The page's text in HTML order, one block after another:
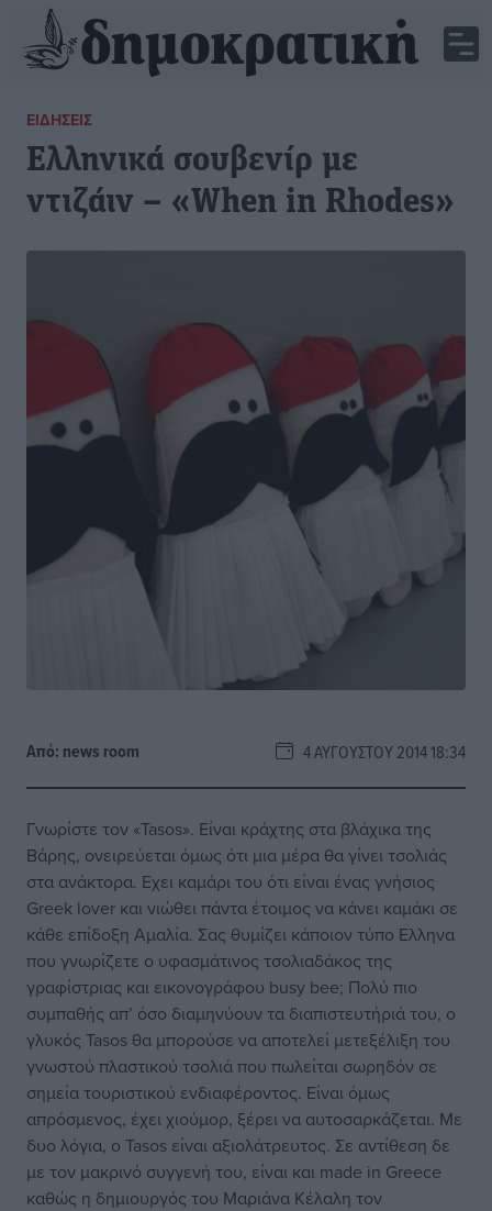
ΕΙΔΉΣΕΙΣ
Ελληνικά σουβενίρ με
ντιζάιν – «When in Rhodes»
Από: news room 4 ΑΥΓΟΎΣΤΟΥ 2014 18:34
Γνωρίστε τον «Tasos». Είναι κράχτης στα βλάχικα της
Βάρης, ονειρεύεται όμως ότι μια μέρα θα γίνει τσολιάς
στα ανάκτορα. Εχει καμάρι του ότι είναι ένας γνήσιος
Greek lover και νιώθει πάντα έτοιμος να κάνει καμάκι σε
κάθε επίδοξη Αμαλία. Σας θυμίζει κάποιον τύπο Ελληνα
που γνωρίζετε ο υφασμάτινος τσολιαδάκος της
γραφίστριας και εικονογράφου busy bee; Πολύ πιο
συμπαθής απ’ όσο διαμηνύουν τα διαπιστευτήριά του, ο
γλυκός Tasos θα μπορούσε να αποτελεί μετεξέλιξη του
γνωστού πλαστικού τσολιά που πωλείται σωρηδόν σε
σημεία τουριστικού ενδιαφέροντος. Είναι όμως
απρόσμενος, έχει χιούμορ, ξέρει να αυτοσαρκάζεται. Με
δυο λόγια, ο Tasos είναι αξιολάτρευτος. Σε αντίθεση δε
με τον μακρινό συγγενή του, είναι και made in Greece
καθώς η δημιουργός του Μαριάνα Κέλαλη τον